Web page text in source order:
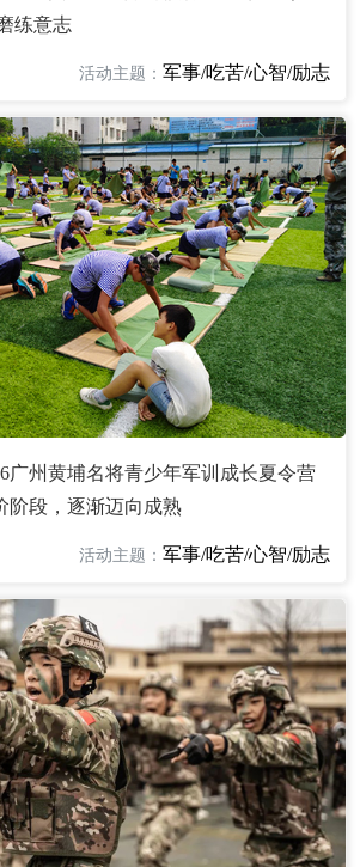
练意志
活动主题： 军事/吃苦/心智/励志
广州黄埔名将青少年军训成长夏令营
阶段，逐渐迈向成熟
活动主题： 军事/吃苦/心智/励志